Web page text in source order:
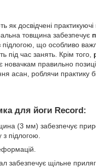
як досвідчені практикуючі
товщина забезпечує
підлогою, що особливо
під час занять. Крім того,
новачкам правильно
асан, роблячи практику
для йоги Record :
(3 мм) забезпечує
з підлогою.
забезпечує щільне